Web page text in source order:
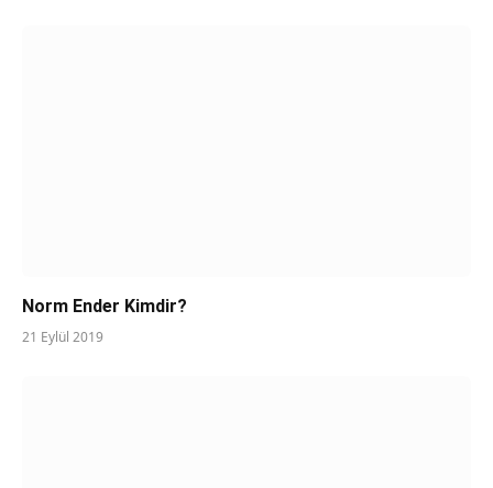
Norm Ender Kimdir?
21 Eylül 2019